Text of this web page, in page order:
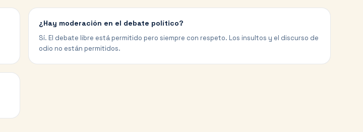
¿Hay moderación en el debate político?
Sí. El debate libre está permitido pero siempre con respeto. Los insultos y el discurso de
odio no están permitidos.